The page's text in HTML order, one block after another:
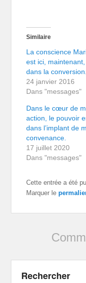
Similaire
La conscience
est ici, maintenant,
dans la conversion.
24 janvier 2016
Dans "messages"
Dans le cœur de
action, le pouvoir
dans l’implant de
convenance.
17 juillet 2020
Dans "messages"
Cette entrée a été
Marquer le
Rechercher